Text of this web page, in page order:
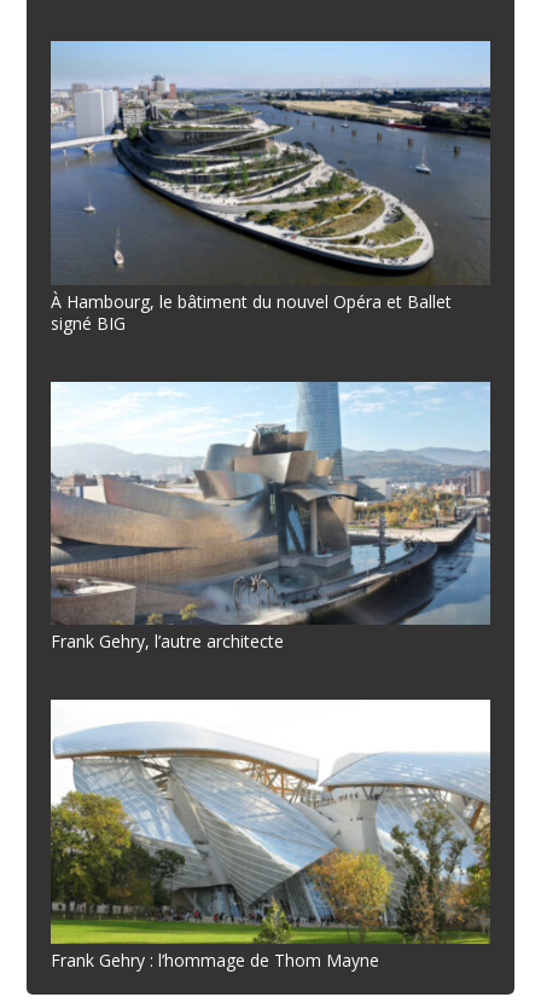
À Hambourg, le bâtiment du nouvel Opéra et Ballet
signé BIG
Frank Gehry, l’autre architecte
Frank Gehry : l’hommage de Thom Mayne